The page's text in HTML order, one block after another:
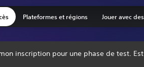
Plateformes et régions Jouer avec
inscription pour une phase de test.